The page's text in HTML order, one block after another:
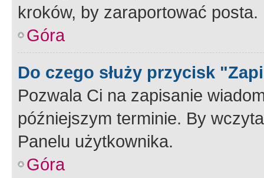
kroków, by zaraportować posta.
Góra
Do czego służy przycisk
Pozwala Ci na zapisanie
późniejszym terminie. By
Panelu użytkownika.
Góra